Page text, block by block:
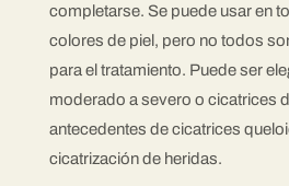
completarse. Se puede usar en
colores de piel, pero no todos
para el tratamiento. Puede ser
moderado a severo o cicatrices
antecedentes de cicatrices
cicatrización de heridas.